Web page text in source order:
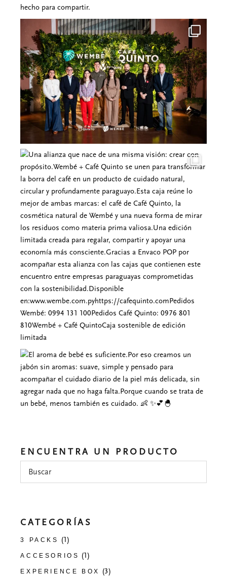
ENCUENTRA UN PRODUCTO
CATEGORÍAS
3 PACKS (1)
ACCESORIOS (1)
EXPERIENCE BOX (3)